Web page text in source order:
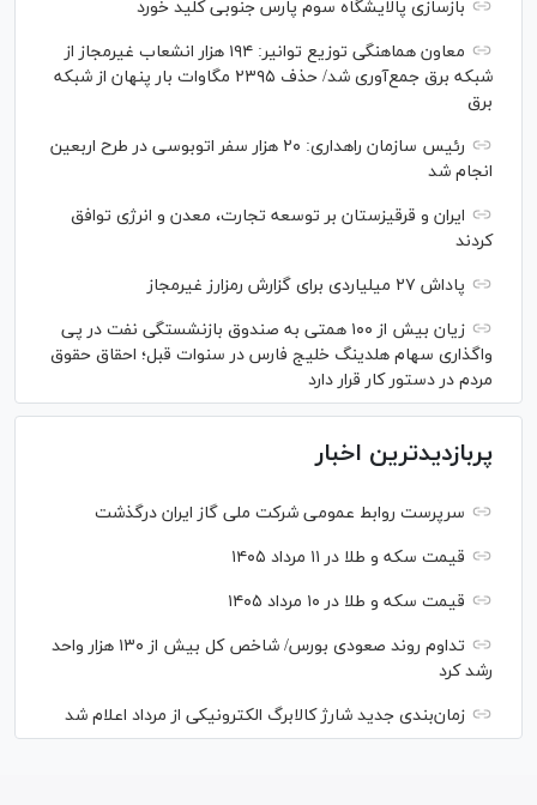
بازسازی پالایشگاه سوم پارس جنوبی کلید خورد
معاون هماهنگی توزیع توانیر: ۱۹۴ هزار انشعاب غیرمجاز از
شبکه برق جمع‌آوری شد/ حذف ۲۳۹۵ مگاوات بار پنهان از شبکه
برق
رئیس سازمان راهداری: ۲۰ هزار سفر اتوبوسی در طرح اربعین
انجام شد
ایران و قرقیزستان بر توسعه تجارت، معدن و انرژی توافق
کردند
پاداش ۲۷ میلیاردی برای گزارش رمزارز غیرمجاز
زیان بیش از ۱۰۰ همتی به صندوق بازنشستگی نفت در پی
واگذاری سهام هلدینگ خلیج فارس در سنوات قبل؛ احقاق حقوق
مردم در دستور کار قرار دارد
پربازدیدترین اخبار
سرپرست روابط عمومی شرکت ملی گاز ایران درگذشت
قیمت سکه و طلا در ۱۱ مرداد ۱۴۰۵
قیمت سکه و طلا در ۱۰ مرداد ۱۴۰۵
تداوم روند صعودی بورس/ شاخص کل بیش از ۱۳۰ هزار واحد
رشد کرد
زمان‌بندی جدید شارژ کالابرگ الکترونیکی از مرداد اعلام شد